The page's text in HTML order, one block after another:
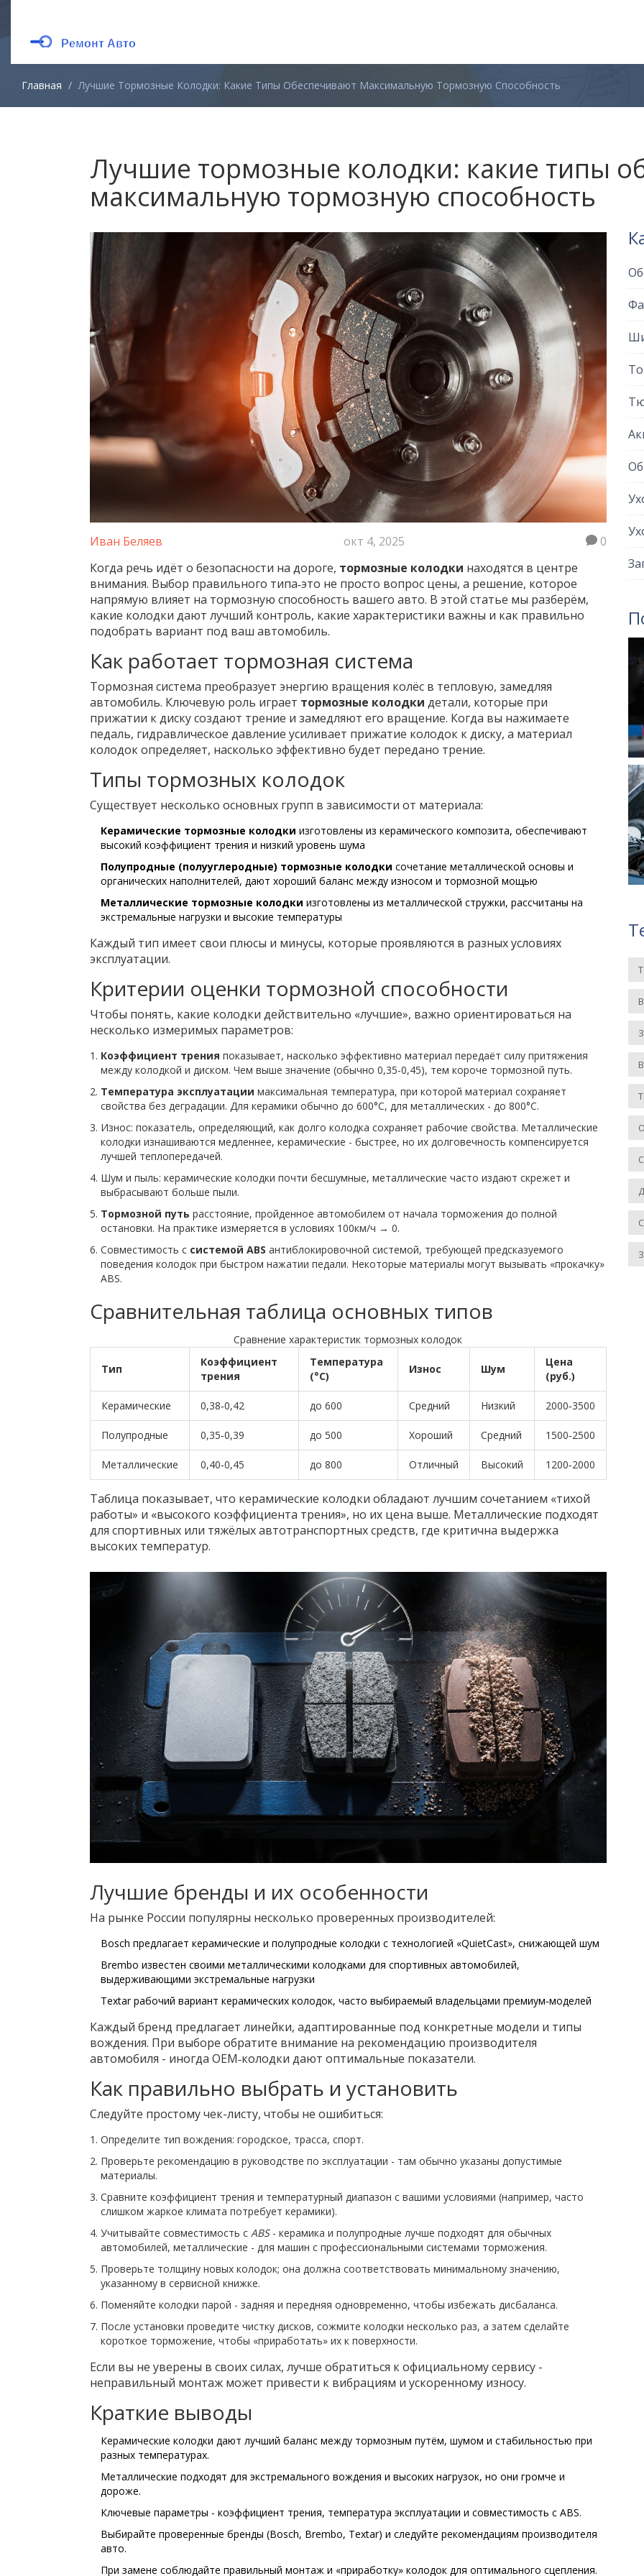
Главная Лучшие Тормозные Колодки: Какие Типы Обеспечивают Максимальную Тормозную Способность
Лучшие тормозные колодки: какие типы
максимальную тормозную способность
Иван Беляев окт 4, 2025
0
Когда речь идёт о безопасности на дороге, тормозные колодки находятся в центре
внимания. Выбор правильного типа‑это не просто вопрос цены, а решение, которое
напрямую влияет на тормозную способность вашего авто. В этой статье мы разберём,
какие колодки дают лучший контроль, какие характеристики важны и как правильно
подобрать вариант под ваш автомобиль.
Как работает тормозная система
Тормозная система преобразует энергию вращения колёс в тепловую, замедляя
автомобиль. Ключевую роль играет тормозные колодки детали, которые при
прижатии к диску создают трение и замедляют его вращение. Когда вы нажимаете
педаль, гидравлическое давление усиливает прижатие колодок к диску, а материал
колодок определяет, насколько эффективно будет передано трение.
Типы тормозных колодок
Существует несколько основных групп в зависимости от материала:
Керамические тормозные колодки изготовлены из керамического композита, обеспечивают
высокий коэффициент трения и низкий уровень шума
Полупродные (полууглеродные) тормозные колодки сочетание металлической основы и
органических наполнителей, дают хороший баланс между износом и тормозной мощью
Металлические тормозные колодки изготовлены из металлической стружки, рассчитаны на
экстремальные нагрузки и высокие температуры
Каждый тип имеет свои плюсы и минусы, которые проявляются в разных условиях
эксплуатации.
Критерии оценки тормозной способности
Чтобы понять, какие колодки действительно «лучшие», важно ориентироваться на
несколько измеримых параметров:
Коэффициент трения показывает, насколько эффективно материал передаёт силу притяжения
между колодкой и диском. Чем выше значение (обычно 0,35-0,45), тем короче тормозной путь.
Температура эксплуатации максимальная температура, при которой материал сохраняет
свойства без деградации. Для керамики обычно до 600°C, для металлических - до 800°C.
Износ: показатель, определяющий, как долго колодка сохраняет рабочие свойства. Металлические
колодки изнашиваются медленнее, керамические - быстрее, но их долговечность компенсируется
лучшей теплопередачей.
Шум и пыль: керамические колодки почти бесшумные, металлические часто издают скрежет и
выбрасывают больше пыли.
Тормозной путь расстояние, пройденное автомобилем от начала торможения до полной
остановки. На практике измеряется в условиях 100км/ч → 0.
Совместимость с системой ABS антиблокировочной системой, требующей предсказуемого
поведения колодок при быстром нажатии педали. Некоторые материалы могут вызывать «прокачку»
ABS.
Сравнительная таблица основных типов
Сравнение характеристик тормозных колодок
Тип
Коэффициент
трения
Температура
(°C)
Износ Шум
Цена
(руб.)
Керамические 0,38‑0,42 до 600 Средний Низкий 2000‑3500
Полупродные 0,35‑0,39 до 500 Хороший Средний 1500‑2500
Металлические 0,40‑0,45 до 800 Отличный Высокий 1200‑2000
Таблица показывает, что керамические колодки обладают лучшим сочетанием «тихой
работы» и «высокого коэффициента трения», но их цена выше. Металлические подходят
для спортивных или тяжёлых автотранспортных средств, где критична выдержка
высоких температур.
Лучшие бренды и их особенности
На рынке России популярны несколько проверенных производителей:
Bosch предлагает керамические и полупродные колодки с технологией «QuietCast», снижающей шум
Brembo известен своими металлическими колодками для спортивных автомобилей,
выдерживающими экстремальные нагрузки
Textar рабочий вариант керамических колодок, часто выбираемый владельцами премиум‑моделей
Каждый бренд предлагает линейки, адаптированные под конкретные модели и типы
вождения. При выборе обратите внимание на рекомендацию производителя
автомобиля - иногда OEM‑колодки дают оптимальные показатели.
Как правильно выбрать и установить
Следуйте простому чек-листу, чтобы не ошибиться:
Определите тип вождения: городское, трасса, спорт.
Проверьте рекомендацию в руководстве по эксплуатации - там обычно указаны допустимые
материалы.
Сравните коэффициент трения и температурный диапазон с вашими условиями (например, часто
слишком жаркое климата потребует керамики).
Учитывайте совместимость с ABS- керамика и полупродные лучше подходят для обычных
автомобилей, металлические - для машин с профессиональными системами торможения.
Проверьте толщину новых колодок; она должна соответствовать минимальному значению,
указанному в сервисной книжке.
Поменяйте колодки парой - задняя и передняя одновременно, чтобы избежать дисбаланса.
После установки проведите чистку дисков, сожмите колодки несколько раз, а затем сделайте
короткое торможение, чтобы «приработать» их к поверхности.
Если вы не уверены в своих силах, лучше обратиться к официальному сервису -
неправильный монтаж может привести к вибрациям и ускоренному износу.
Краткие выводы
Керамические колодки дают лучший баланс между тормозным путём, шумом и стабильностью при
разных температурах.
Металлические подходят для экстремального вождения и высоких нагрузок, но они громче и
дороже.
Ключевые параметры - коэффициент трения, температура эксплуатации и совместимость с ABS.
Выбирайте проверенные бренды (Bosch, Brembo, Textar) и следуйте рекомендациям производителя
авто.
При замене соблюдайте правильный монтаж и «приработку» колодок для оптимального сцепления.